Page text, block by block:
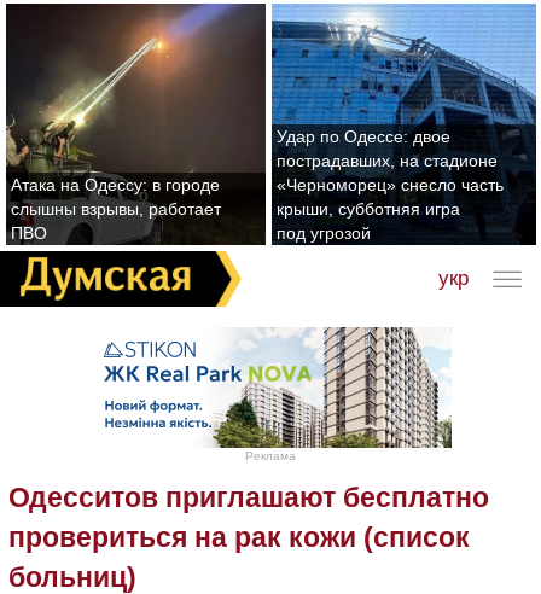
Атака на Одессу: в городе
слышны взрывы, работает
ПВО
Удар по Одессе: двое
пострадавших, на стадионе
«Черноморец» снесло часть
крыши, субботняя игра
под угрозой
укр
Реклама
Одесситов приглашают бесплатно
провериться на рак кожи (список
больниц)